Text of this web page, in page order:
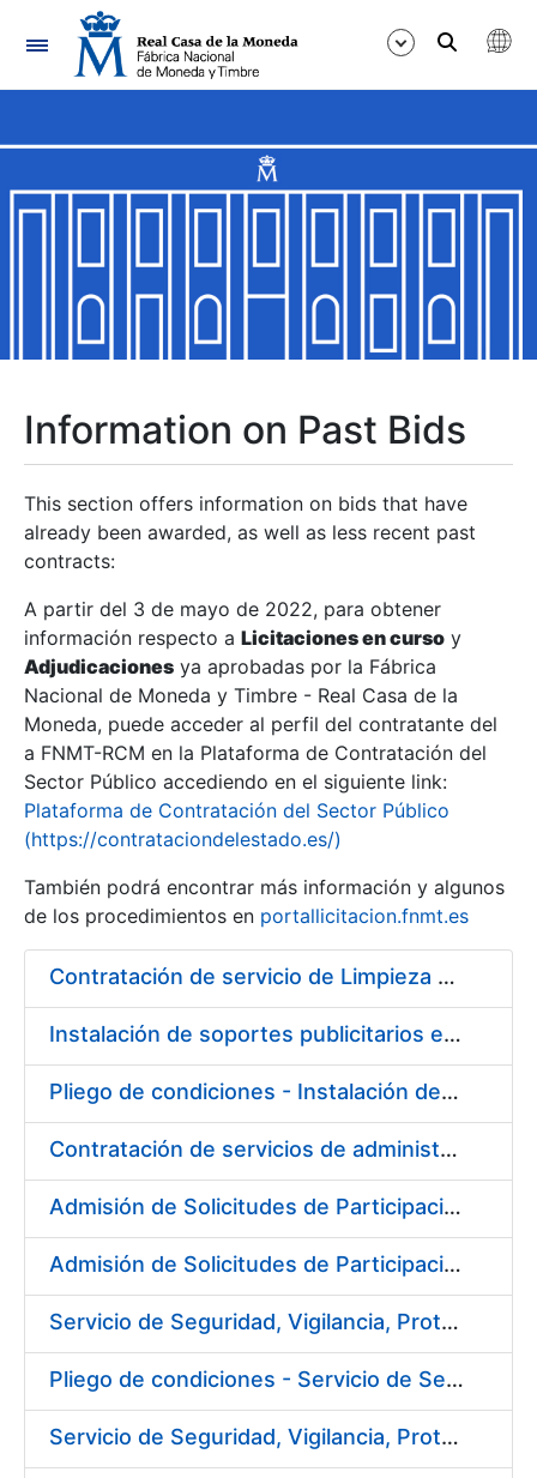
Navigation
Show/Hide
Show/Hide
Show/Hide
Show/Hide
Show/Hide
Show/Hide
Information on Past Bids
This section offers information on bids that have
already been awarded, as well as less recent past
contracts:
A partir del 3 de mayo de 2022, para obtener
información respecto a Licitaciones en curso y
Adjudicaciones ya aprobadas por la Fábrica
Nacional de Moneda y Timbre - Real Casa de la
Moneda, puede acceder al perfil del contratante del
a FNMT-RCM en la Plataforma de Contratación del
Sector Público accediendo en el siguiente link:
Plataforma de Contratación del Sector Público
(https://contrataciondelestado.es/)
También podrá encontrar más información y algunos
de los procedimientos en portallicitacion.fnmt.es
Contratación de servicio de Limpieza en la Fábrica Nacional de Moneda y Timbre-Real Casa de la Moneda
Instalación de soportes publicitarios en solar de la FNMT-RCM
Pliego de condiciones - Instalación de soportes publicitarios en solar de la FNMT-RCM
Contratación de servicios de administración, soporte, mantenimiento y help desk, de los sistemas SAP implantados en la FNMT-RCM
Admisión de Solicitudes de Participación - Ref. PR01/1003/2016
Admisión de Solicitudes de Participación - Ref. PR02/1003/2016
Servicio de Seguridad, Vigilancia, Protección y Control en los centros de la FNMT-RCM en Burgos.
Pliego de condiciones - Servicio de Seguridad, Vigilancia, Protección y Control en los centros de la FNMT-RCM en Burgos
Servicio de Seguridad, Vigilancia, Protección y Control en los centros de la FNMT-RCM en Madrid